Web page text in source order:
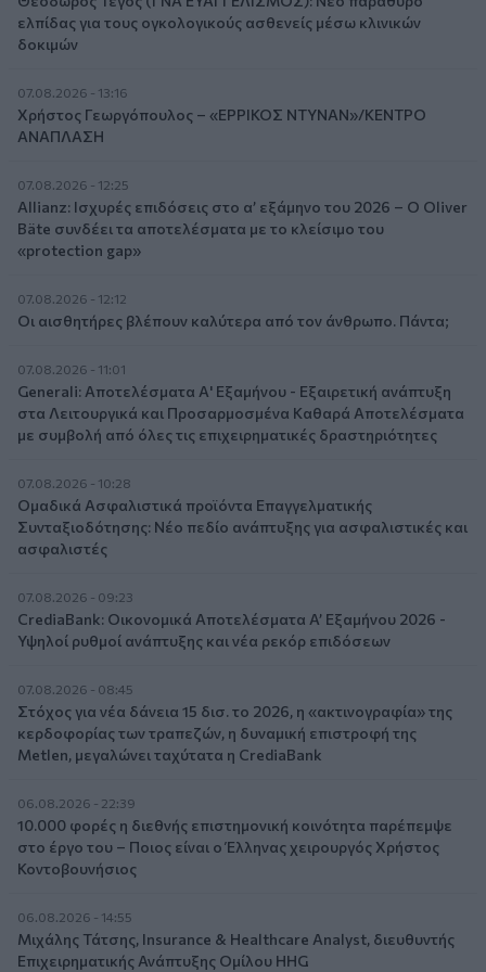
ελπίδας για τους ογκολογικούς ασθενείς μέσω κλινικών
δοκιμών
07.08.2026 - 13:16
Χρήστος Γεωργόπουλος – «ΕΡΡΙΚΟΣ ΝΤΥΝΑΝ»/ΚΕΝΤΡΟ
ΑΝΑΠΛΑΣΗ
07.08.2026 - 12:25
Allianz: Ισχυρές επιδόσεις στο α’ εξάμηνο του 2026 – Ο Oliver
Bäte συνδέει τα αποτελέσματα με το κλείσιμο του
«protection gap»
07.08.2026 - 12:12
Οι αισθητήρες βλέπουν καλύτερα από τον άνθρωπο. Πάντα;
07.08.2026 - 11:01
Generali: Αποτελέσματα Α' Εξαμήνου - Εξαιρετική ανάπτυξη
στα Λειτουργικά και Προσαρμοσμένα Καθαρά Αποτελέσματα
με συμβολή από όλες τις επιχειρηματικές δραστηριότητες
07.08.2026 - 10:28
Ομαδικά Ασφαλιστικά προϊόντα Επαγγελματικής
Συνταξιοδότησης: Νέο πεδίο ανάπτυξης για ασφαλιστικές και
ασφαλιστές
07.08.2026 - 09:23
CrediaBank: Οικονομικά Αποτελέσματα A’ Εξαμήνου 2026 -
Υψηλοί ρυθμοί ανάπτυξης και νέα ρεκόρ επιδόσεων
07.08.2026 - 08:45
Στόχος για νέα δάνεια 15 δισ. το 2026, η «ακτινογραφία» της
κερδοφορίας των τραπεζών, η δυναμική επιστροφή της
Metlen, μεγαλώνει ταχύτατα η CrediaBank
06.08.2026 - 22:39
10.000 φορές η διεθνής επιστημονική κοινότητα παρέπεμψε
στο έργο του – Ποιος είναι ο Έλληνας χειρουργός Χρήστος
Κοντοβουνήσιος
06.08.2026 - 14:55
Μιχάλης Τάτσης, Insurance & Healthcare Analyst, διευθυντής
Επιχειρηματικής Ανάπτυξης Ομίλου HHG